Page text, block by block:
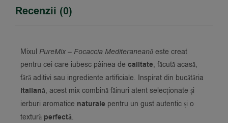
Recenzii (0)
Mixul PureMix – Focaccia Mediteraneană este creat
pentru cei care iubesc pâinea de calitate, făcută acasă,
fără aditivi sau ingrediente artificiale. Inspirat din bucătăria
italiană, acest mix combină făinuri atent selecționate și
ierburi aromatice naturale pentru un gust autentic și o
textură perfectă.